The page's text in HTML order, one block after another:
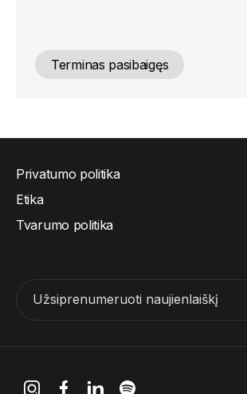
Terminas pasibaigęs
Užsiprenumeruoti naujienlaiškį
Privatumo politika
Etika
Tvarumo politika